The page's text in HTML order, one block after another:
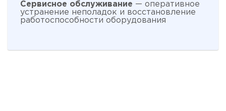
Сервисное обслуживание — оперативное
устранение неполадок и восстановление
работоспособности оборудования